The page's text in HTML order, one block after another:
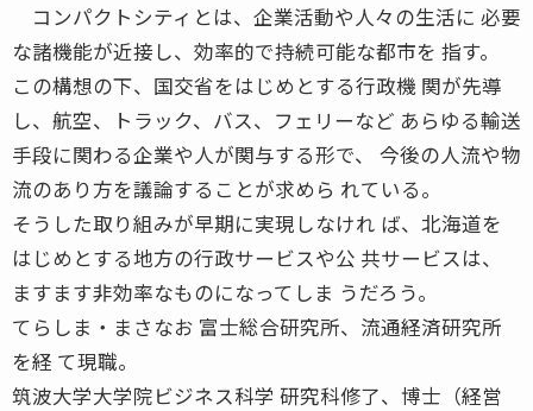
コンパクトシティとは、企業活動や人々の生活に 必要
な諸機能が近接し、効率的で持続可能な都市を 指す。
この構想の下、国交省をはじめとする行政機 関が先導
し、航空、トラック、バス、フェリーなど あらゆる輸送
手段に関わる企業や人が関与する形で、 今後の人流や物
流のあり方を議論することが求めら れている。
そうした取り組みが早期に実現しなけれ ば、北海道を
はじめとする地方の行政サービスや公 共サービスは、
ますます非効率なものになってしま うだろう。
てらしま・まさなお 富士総合研究所、流通経済研究所
を経 て現職。
筑波大学大学院ビジネス科学 研究科修了、博士（経営